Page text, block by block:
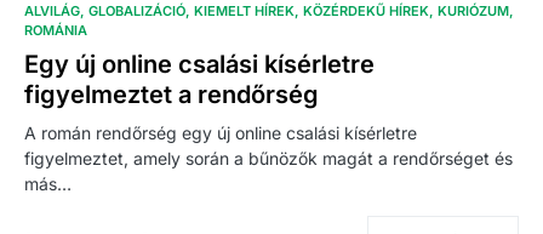
ALVILÁG GLOBALIZÁCIÓ KIEMELT HÍREK KÖZÉRDEKŰ HÍREK KURIÓZUM
ROMÁNIA
Egy új online csalási kísérletre
figyelmeztet a rendőrség
A román rendőrség egy új online csalási kísérletre
figyelmeztet, amely során a bűnözők magát a rendőrséget és
más…